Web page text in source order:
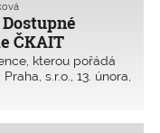
ČKAIT
kterou pořádá
s.r.o., 13. února,